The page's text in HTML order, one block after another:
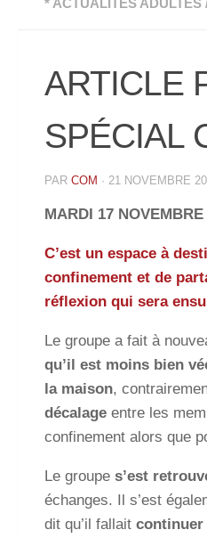
* ACTUALITÉS ADULTES
ARTICLE
SPÉCIAL
PAR COM · 21 NOVEMBRE
MARDI 17
C’est un espace à
confinement et de
réflexion qui sera
Le groupe a fait à
qu’il est moins bien
la maison,
décalage entre les
confinement alors que
Le groupe s’est
échanges. Il s’est
dit qu’il fallait continuer